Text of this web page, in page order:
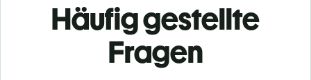
Häufig gestellte
Fragen